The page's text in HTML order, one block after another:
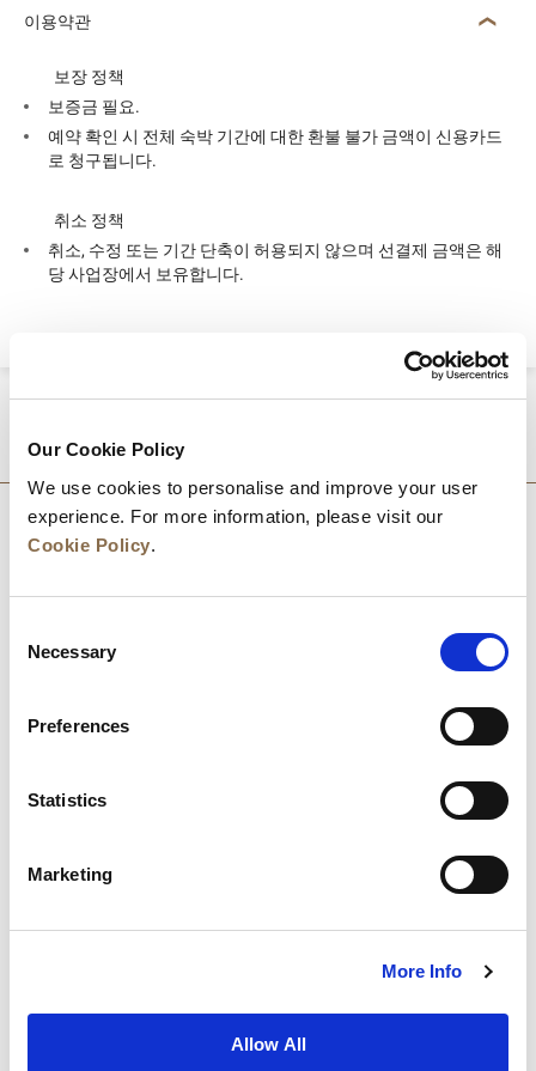
Our Cookie Policy
We use cookies to personalise and improve your user
experience. For more information, please visit our
Cookie Policy.
Selection
Necessary
Preferences
Statistics
Marketing
More Info
Allow All
이용약관
보장 정책
보증금 필요.
예약 확인 시 전체 숙박 기간에 대한 환불 불가 금액이 신용카드
로 청구됩니다.
취소 정책
취소, 수정 또는 기간 단축이 허용되지 않으며 선결제 금액은 해
당 사업장에서 보유합니다.
적지